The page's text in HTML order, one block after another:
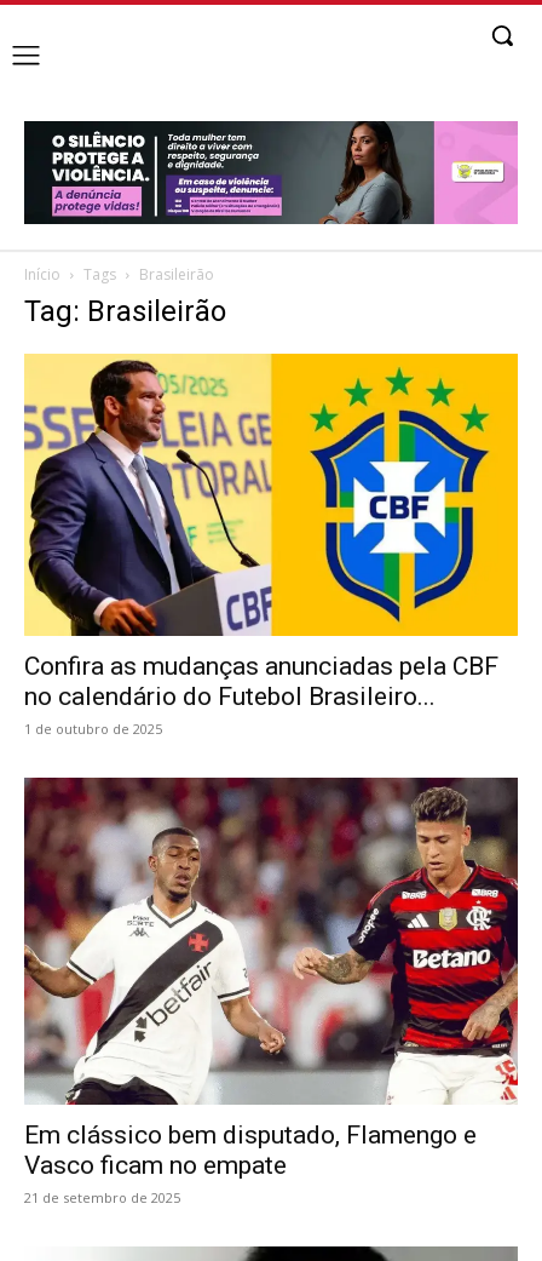
Início Tags Brasileirão
Tag: Brasileirão
Confira as mudanças anunciadas pela CBF
no calendário do Futebol Brasileiro...
1 de outubro de 2025
Em clássico bem disputado, Flamengo e
Vasco ficam no empate
21 de setembro de 2025